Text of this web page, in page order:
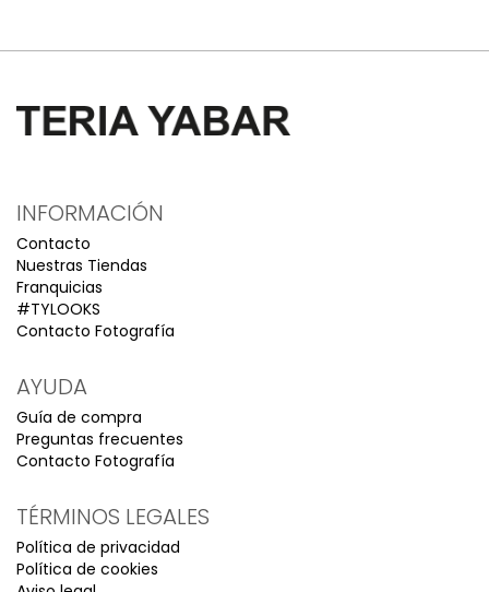
INFORMACIÓN
Contacto
Nuestras Tiendas
Franquicias
#TYLOOKS
Contacto Fotografía
AYUDA
Guía de compra
Preguntas frecuentes
Contacto Fotografía
TÉRMINOS LEGALES
Política de privacidad
Política de cookies